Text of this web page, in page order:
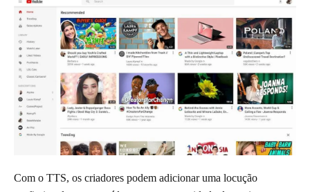
Com o TTS, os criadores podem adicionar uma locução